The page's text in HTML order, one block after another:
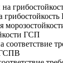
ГСП